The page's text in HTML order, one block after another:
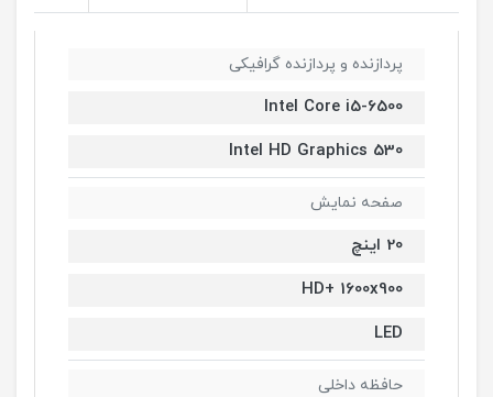
پردازنده و پردازنده گرافیکی
Intel Core i5-6500
Intel HD Graphics 530
صفحه نمایش
20 اینچ
HD+ 1600x900
LED
حافظه داخلی